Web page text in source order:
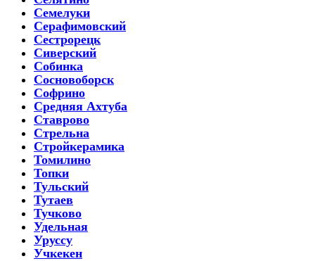
Семелуки
Серафимовский
Сестрорецк
Сиверский
Собинка
Сосновоборск
Софрино
Средняя Ахтуба
Ставрово
Стрельна
Стройкерамика
Томилино
Топки
Тульский
Тутаев
Тучково
Удельная
Уруссу
Учкекен